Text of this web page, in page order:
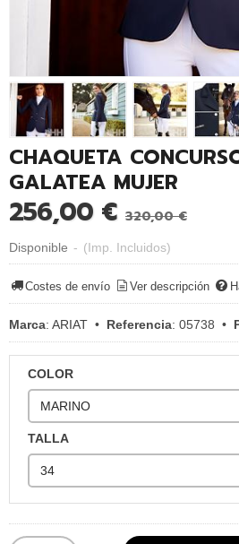
CHAQUETA
GALATEA MUJER
256,00 € 320,00 €
Disponible - (Imp. Incluidos)
Costes de envío Ver descripción
Marca: ARIAT • Referencia: 05738 •
COLOR
TALLA